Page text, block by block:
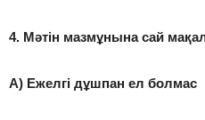
4. Мәтін мазмұнына сай
A) Ежелгі дұшпан ел болмас